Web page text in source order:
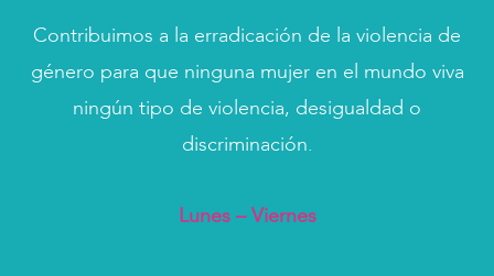
Contribuimos a la erradicación de la violencia de
género para que ninguna mujer en el mundo viva
ningún tipo de violencia, desigualdad o
discriminación.
Lunes – Viernes